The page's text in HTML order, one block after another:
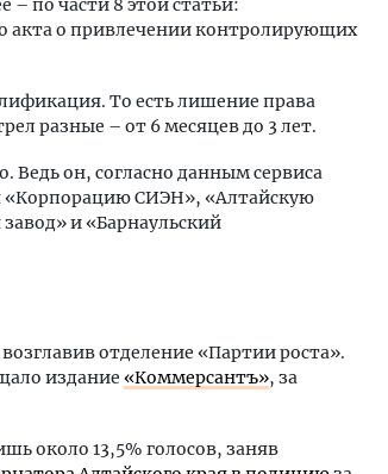
– по части 8 этой статьи:
акта о привлечении контролирующих
То есть лишение права
разные – от 6 месяцев до 3 лет.
он, согласно данным сервиса
«Корпорацию СИЭН», «Алтайскую
и «Барнаульский
отделение «Партии роста».
издание «Коммерсантъ», за
около 13,5% голосов, заняв